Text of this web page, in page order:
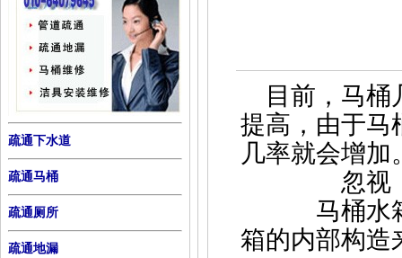
疏通下水道
疏通马桶
疏通厕所
疏通地漏
目前，马桶
提高，由于马
几率就会增
忽视
马桶水箱
箱的内部构造